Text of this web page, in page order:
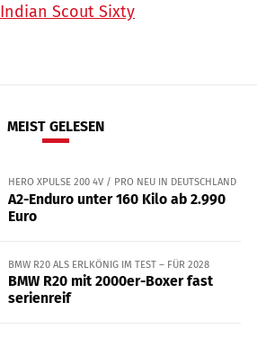
Scout Sixty
MEIST GELESEN
HERO XPULSE 200 4V / PRO NEU IN DEUTSCHLAND
A2-Enduro unter 160 Kilo ab 2.990
Euro
BMW R20 ALS ERLKÖNIG IM TEST – FÜR 2028
BMW R20 mit 2000er-Boxer fast
serienreif